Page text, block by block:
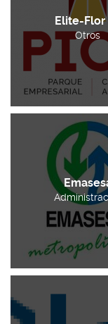
Elite-Flor
Otros